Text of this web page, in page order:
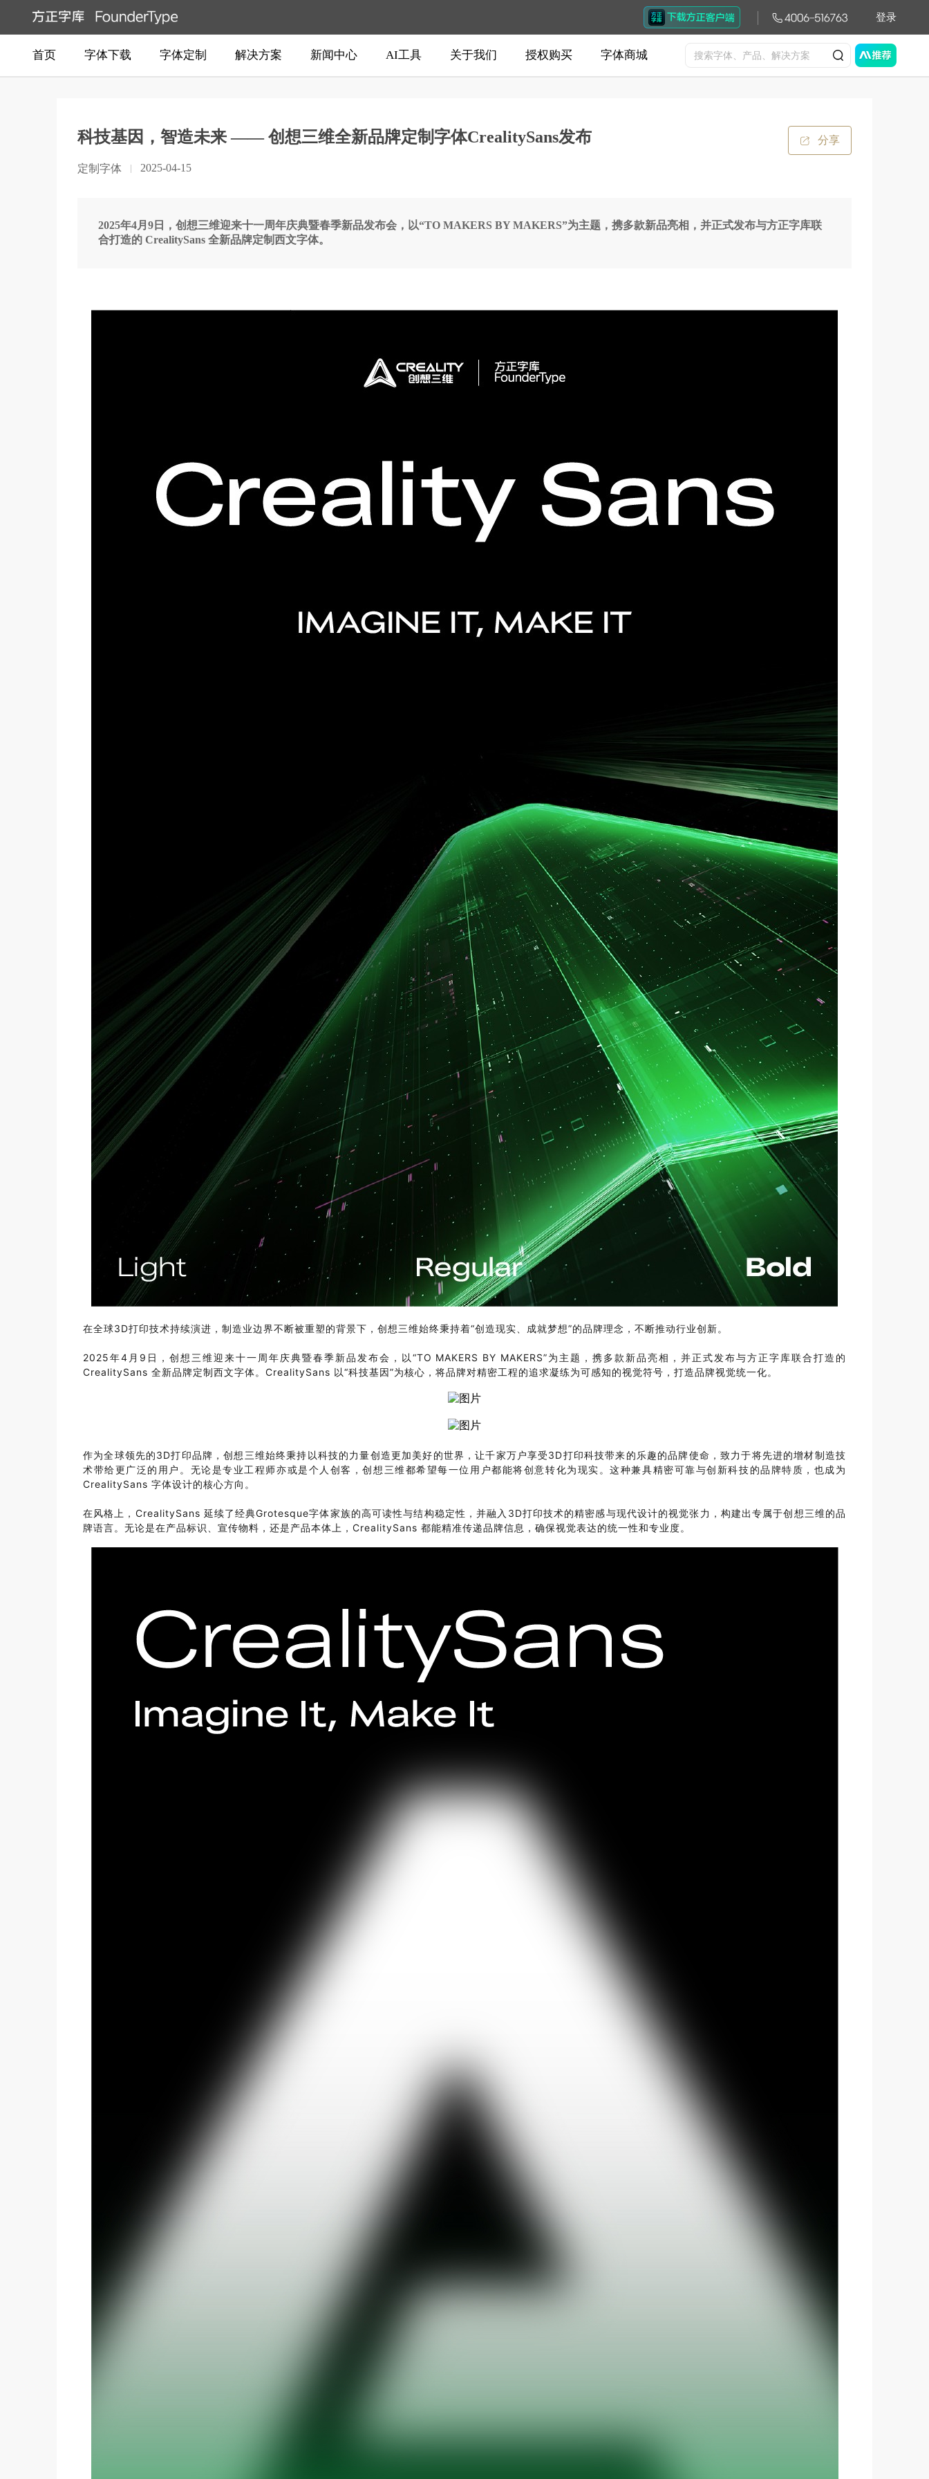
登录
首页 字体下载 字体定制 解决方案 新闻中心 AI工具 关于我们 授权购买 字体商城
科技基因，智造未来 —— 创想三维全新品牌定制字体CrealitySans发布
定制字体 2025-04-15
2025年4月9日，创想三维迎来十一周年庆典暨春季新品发布会，以“TO MAKERS BY MAKERS”为主题，携多款新品亮相，并正式发布与方正字库联
合打造的 CrealitySans 全新品牌定制西文字体。
分享
在全球3D打印技术持续演进，制造业边界不断被重塑的背景下，创想三维始终秉持着“创造现实、成就梦想”的品牌理念，不断推动行业创新。
2025年4月9日，创想三维迎来十一周年庆典暨春季新品发布会，以“TO MAKERS BY MAKERS”为主题，携多款新品亮相，并正式发布与方正字库联合打造的
CrealitySans 全新品牌定制西文字体。CrealitySans 以“科技基因”为核心，将品牌对精密工程的追求凝练为可感知的视觉符号，打造品牌视觉统一化。
作为全球领先的3D打印品牌，创想三维始终秉持以科技的力量创造更加美好的世界，让千家万户享受3D打印科技带来的乐趣的品牌使命，致力于将先进的增材制造技
术带给更广泛的用户。无论是专业工程师亦或是个人创客，创想三维都希望每一位用户都能将创意转化为现实。这种兼具精密可靠与创新科技的品牌特质，也成为
CrealitySans 字体设计的核心方向。
在风格上，CrealitySans 延续了经典Grotesque字体家族的高可读性与结构稳定性，并融入3D打印技术的精密感与现代设计的视觉张力，构建出专属于创想三维的品
牌语言。无论是在产品标识、宣传物料，还是产品本体上，CrealitySans 都能精准传递品牌信息，确保视觉表达的统一性和专业度。